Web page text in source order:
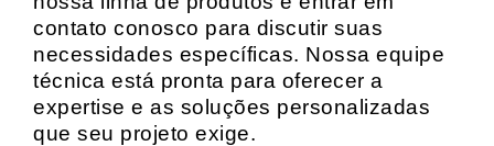
contato conosco para discutir suas
necessidades específicas. Nossa equipe
técnica está pronta para oferecer a
expertise e as soluções personalizadas
que seu projeto exige.